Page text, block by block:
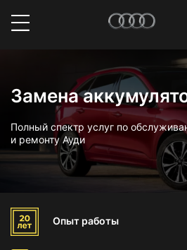
Замена
Полный спектр услуг по
и ремонту Ауди
Опыт работы